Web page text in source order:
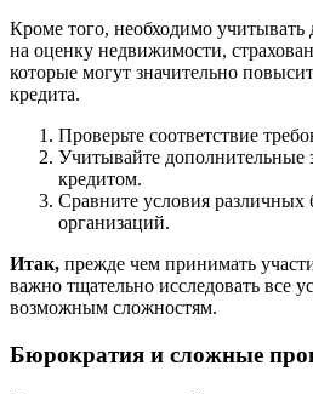
Кроме того, необходимо
на оценку недвижимости,
которые могут значительно
кредита.
Проверьте соответствие
Учитывайте дополнительные
кредитом.
Сравните условия различных
организаций.
Итак, прежде чем принимать
важно тщательно исследовать все
возможным сложностям.
Бюрократия и сложные